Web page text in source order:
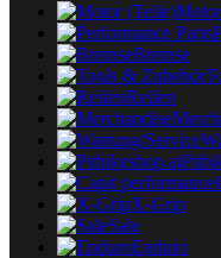
Bremse
Reifen
X-Grip
Sale
Enduro